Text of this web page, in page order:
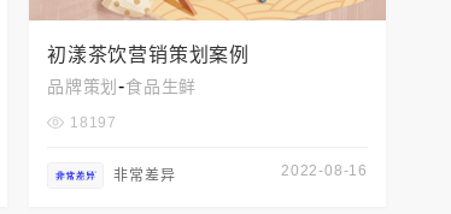
初漾茶饮营销策划案例
品牌策划-食品生鲜
18197
非常差异 2022-08-16